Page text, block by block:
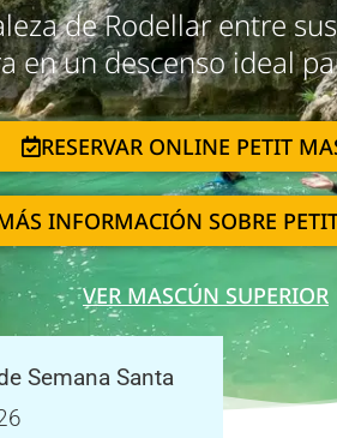
de Rodellar entre
en un descenso ideal
RESERVAR ONLINE PETIT
INFORMACIÓN SOBRE
VER MASCÚN SUPERIOR
Semana Santa